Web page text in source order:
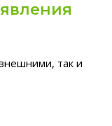
так и